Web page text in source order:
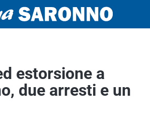
estorsione a
due arresti e un